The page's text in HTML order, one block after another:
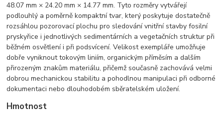
48.07 mm × 24.20 mm × 14.77 mm. Tyto rozměry vytvářejí
podlouhlý a poměrně kompaktní tvar, který poskytuje dostatečně
rozsáhlou pozorovací plochu pro sledování vnitřní stavby fosilní
pryskyřice i jednotlivých sedimentárních a vegetačních struktur při
běžném osvětlení i při podsvícení. Velikost exempláře umožňuje
dobře vyniknout tokovým liniím, organickým příměsím a dalším
přirozeným znakům materiálu, přičemž současně zachovává velmi
dobrou mechanickou stabilitu a pohodlnou manipulaci při odborné
dokumentaci nebo dlouhodobém sběratelském uložení.
Hmotnost